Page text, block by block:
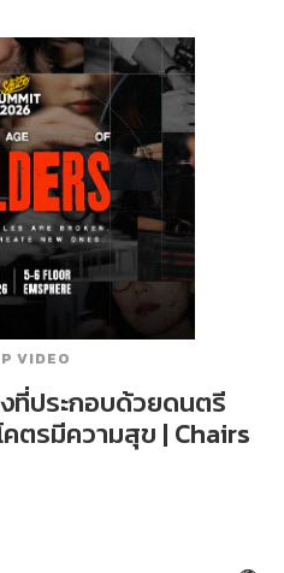
VIDEO
ที่ประกอบด้วยดนตรี
คตรมีความสุข | Chairs